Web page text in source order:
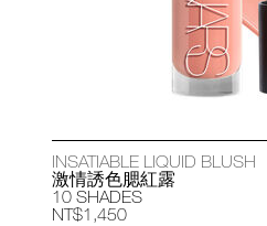
INSATIABLE LIQUID BLUSH
激情誘色腮紅露
10 SHADES
NT$1,450